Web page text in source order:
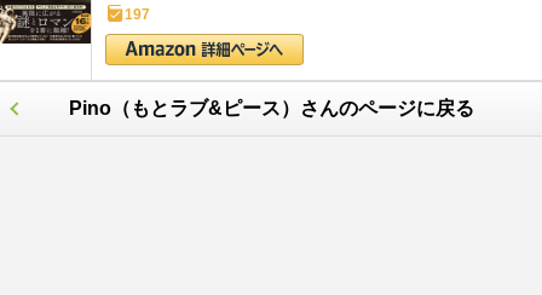
197
Pino（もとラブ&ピース）さんのページに戻る